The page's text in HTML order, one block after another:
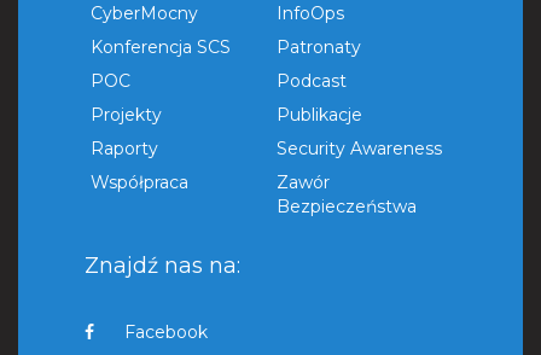
CyberMocny
InfoOps
Konferencja SCS
Patronaty
POC
Podcast
Projekty
Publikacje
Raporty
Security Awareness
Współpraca
Zawór
Bezpieczeństwa
Znajdź nas na:
Facebook